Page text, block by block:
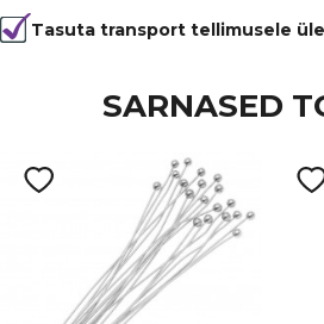
Tasuta transport tellimusele
SARNASED